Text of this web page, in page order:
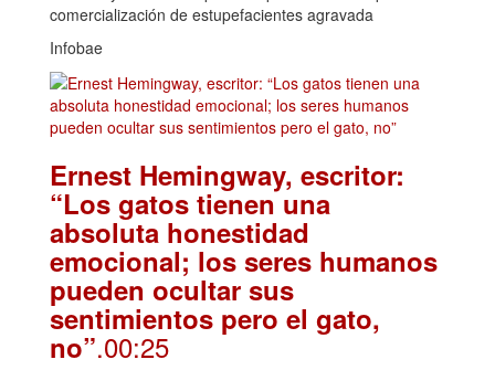
comercialización de estupefacientes agravada
Infobae
Ernest Hemingway, escritor:
“Los gatos tienen una
absoluta honestidad
emocional; los seres humanos
pueden ocultar sus
sentimientos pero el gato,
no”.00:25